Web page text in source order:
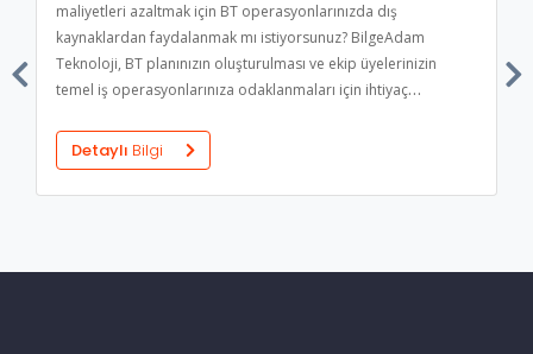
maliyetleri azaltmak için BT operasyonlarınızda dış
kaynaklardan faydalanmak mı istiyorsunuz? BilgeAdam
Teknoloji, BT planınızın oluşturulması ve ekip üyelerinizin
temel iş operasyonlarınıza odaklanmaları için ihtiyaç
yükseltmenize, süreçlerinizi iyileştirmenize ve işinizi
büyütmenize yardımcı olan, güvenilir bir teknoloji çözümleri
ortağıdır. Yazılımlarınızı ihtiyaç duyduğunuz şekilde yönetir ve
eksiksiz bir BT sistemine doğrudan erişim elde edersiniz.
Detaylı Bilgi